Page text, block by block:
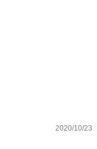
2020/10/23